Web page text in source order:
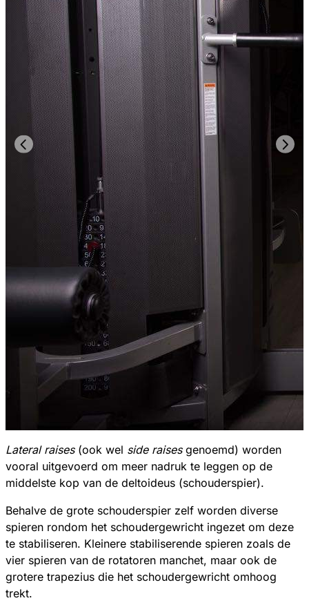
Lateral raises(ook wel side raisesgenoemd) worden
vooral uitgevoerd om meer nadruk te leggen op de
middelste kop van de deltoideus (schouderspier).
Behalve de grote schouderspier zelf worden diverse
spieren rondom het schoudergewricht ingezet om deze
te stabiliseren. Kleinere stabiliserende spieren zoals de
vier spieren van de rotatoren manchet, maar ook de
grotere trapezius die het schoudergewricht omhoog
trekt.